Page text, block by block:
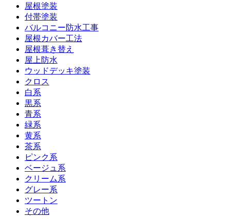
屋根塗装
付帯塗装
バルコニー防水工事
屋根カバー工法
屋根葺き替え
屋上防水
ウッドデッキ塗装
クロス
白系
黒系
青系
緑系
黄系
茶系
ピンク系
ベージュ系
クリーム系
グレー系
ツートン
その他